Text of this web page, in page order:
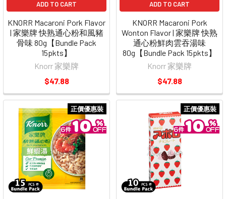
ADD TO CART
KNORR Macaroni Pork Flavor
| 家樂牌 快熟通心粉和風豬
骨味 80g【Bundle Pack
15pkts】
Knorr 家樂牌
$47.88
ADD TO CART
KNORR Macaroni Pork
Wonton Flavor | 家樂牌 快熟
通心粉鮮肉雲吞湯味
80g【Bundle Pack 15pkts】
Knorr 家樂牌
$47.88
正價優惠裝 正價優惠裝